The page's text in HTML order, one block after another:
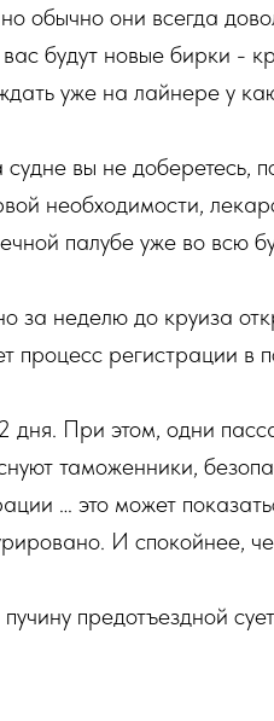
обычно они всегда
будут новые бирки -
уже на лайнере у
вы не доберетесь,
необходимости,
палубе уже во всю
за неделю до круиза
процесс регистрации в
дня. При этом, одни
таможенники,
… это может
И спокойнее,
предотъездной